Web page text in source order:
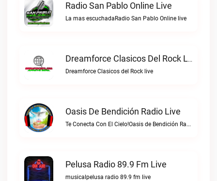
Radio San Pablo Online Live
La mas escuchadaRadio San Pablo Online live
Dreamforce Clasicos Del Rock Live
Dreamforce Clasicos del Rock live
Oasis De Bendición Radio Live
Te Conecta Con El Cielo!Oasis de Bendición Radio live
Pelusa Radio 89.9 Fm Live
musicalpelusa radio 89.9 fm live